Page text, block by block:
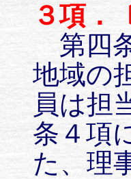
３項．
第四
地域の
員は担
条４項
た、理